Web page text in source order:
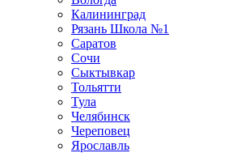
Калининград
Рязань Школа №1
Саратов
Сочи
Сыктывкар
Тольятти
Тула
Челябинск
Череповец
Ярославль